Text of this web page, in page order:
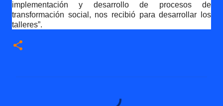
implementación y desarrollo de procesos de
transformación social, nos recibió para desarrollar los
talleres”.